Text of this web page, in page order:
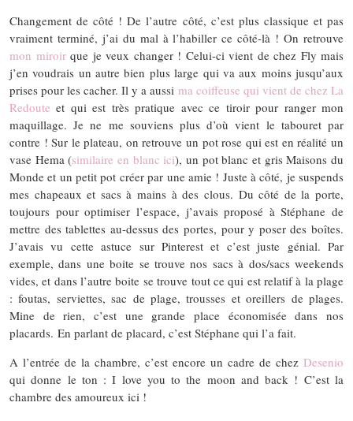
Changement de côté ! De l’autre côté, c’est plus classique et pas
vraiment terminé, j’ai du mal à l’habiller ce côté-là ! On retrouve
mon miroirque je veux changer ! Celui-ci vient de chez Fly mais
j’en voudrais un autre bien plus large qui va aux moins jusqu’aux
prises pour les cacher. Il y a aussi ma coiffeuse qui vient de chez La
Redoute et qui est très pratique avec ce tiroir pour ranger mon
maquillage. Je ne me souviens plus d’où vient le tabouret par
contre ! Sur le plateau, on retrouve un pot rose qui est en réalité un
vase Hema (similaire en blanc ici), un pot blanc et gris Maisons du
Monde et un petit pot créer par une amie ! Juste à côté, je suspends
mes chapeaux et sacs à mains à des clous. Du côté de la porte,
toujours pour optimiser l’espace, j’avais proposé à Stéphane de
mettre des tablettes au-dessus des portes, pour y poser des boîtes.
J’avais vu cette astuce sur Pinterest et c’est juste génial. Par
exemple, dans une boite se trouve nos sacs à dos/sacs weekends
vides, et dans l’autre boite se trouve tout ce qui est relatif à la plage
: foutas, serviettes, sac de plage, trousses et oreillers de plages.
Mine de rien, c’est une grande place économisée dans nos
placards. En parlant de placard, c’est Stéphane qui l’a fait.
A l’entrée de la chambre, c’est encore un cadre de chez Desenio
qui donne le ton : I love you to the moon and back ! C’est la
chambre des amoureux ici !